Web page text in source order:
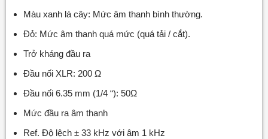
Màu xanh lá cây: Mức âm thanh bình thường.
Đỏ: Mức âm thanh quá mức (quá tải / cắt).
Trở kháng đầu ra
Đầu nối XLR: 200 Ω
Đầu nối 6.35 mm (1/4 “): 50Ω
Mức đầu ra âm thanh
Ref. Độ lệch ± 33 kHz với âm 1 kHz